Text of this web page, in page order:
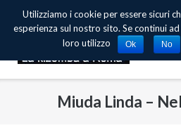
Miuda Linda –
Utilizziamo i cookie per essere sicuri
esperienza sul nostro sito. Se continui
loro utilizzo
Ok No